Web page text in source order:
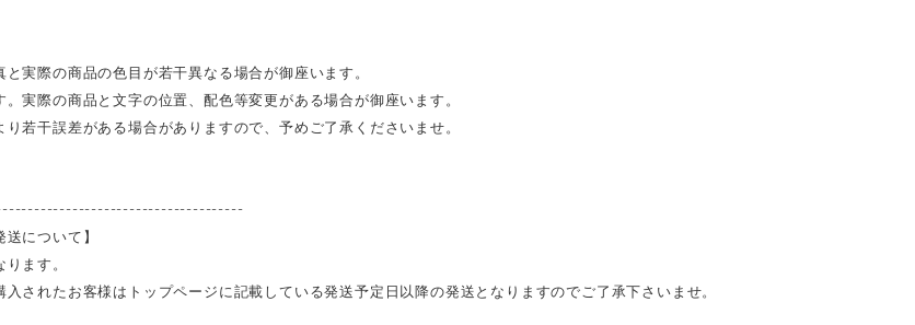
と実際の商品の色目が若干異なる場合が御座います。
。実際の商品と文字の位置、配色等変更がある場合が御座います。
り若干誤差がある場合がありますので、予めご了承くださいませ。
送について】
ます。
されたお客様はトップページに記載している発送予定日以降の発送となりますのでご了承下さいませ。